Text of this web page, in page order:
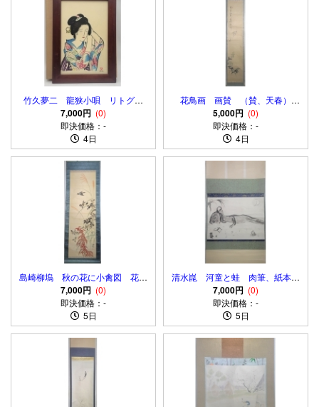
竹久夢二 龍狭小唄 リトグラ
フ 額入り
7,000円 (0)
即決価格：-
4日
花鳥画 画賛 （賛、天春）
（画、杏園）銘 肉筆、紙本 合
わせ箱
5,000円 (0)
即決価格：-
4日
島崎柳塢 秋の花に小禽図 花鳥
画 肉筆、絹本 合わせ箱
7,000円 (0)
即決価格：-
5日
清水崑 河童と蛙 肉筆、紙本
合わせ箱
7,000円 (0)
即決価格：-
5日